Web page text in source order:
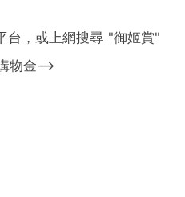
台，或上網搜尋 "御姬賞"
物金-->